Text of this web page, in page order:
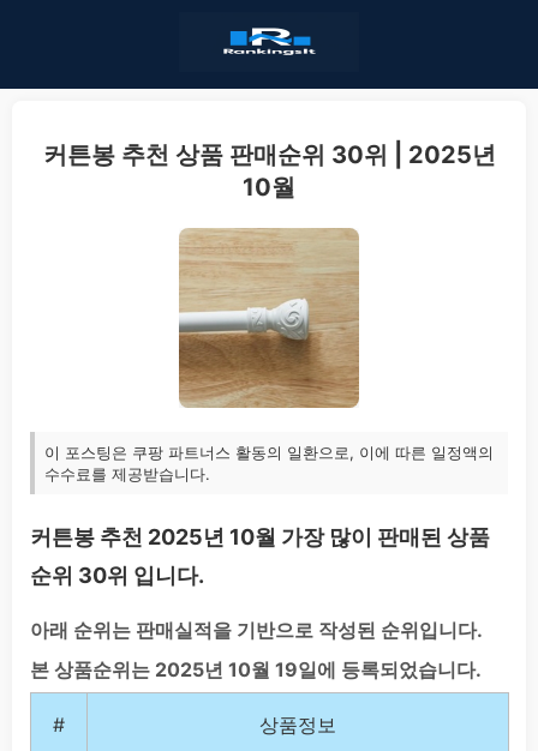
커튼봉 추천 상품 판매순위 30위 | 2025년
10월
이 포스팅은 쿠팡 파트너스 활동의 일환으로, 이에 따른 일정액의
수수료를 제공받습니다.
커튼봉 추천 2025년 10월 가장 많이 판매된 상품
순위 30위 입니다.
아래 순위는 판매실적을 기반으로 작성된 순위입니다.
본 상품순위는 2025년 10월 19일에 등록되었습니다.
# 상품정보